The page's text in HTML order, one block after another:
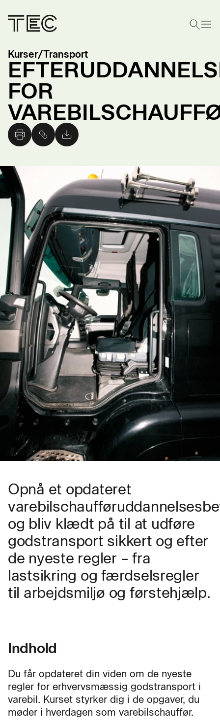
Kurser/Transport
FOR
Opnå et opdateret
og bliv klædt på til at udføre
godstransport sikkert og efter
de nyeste regler – fra
lastsikring og færdselsregler
til arbejdsmiljø og førstehjælp.
Indhold
Du får opdateret din viden om de nyeste
regler for erhvervsmæssig godstransport i
varebil. Kurset styrker dig i de opgaver, du
møder i hverdagen som varebilschauffør.